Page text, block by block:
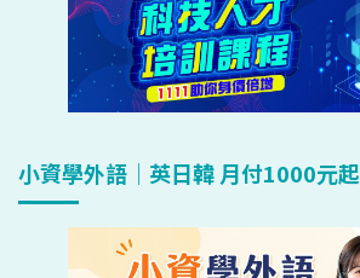
小資學外語｜英日韓 月付1000元起